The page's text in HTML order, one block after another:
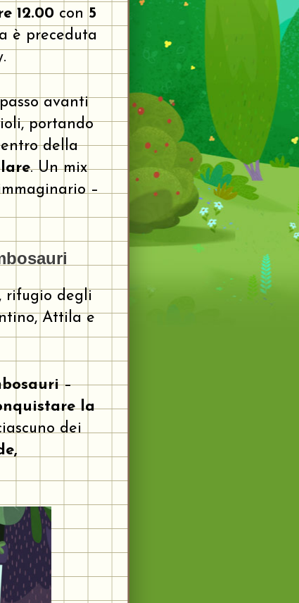
12.00 con 5
è preceduta
avanti
portando
della
. Un mix
–
rifugio degli
Attila e
–
la
dei